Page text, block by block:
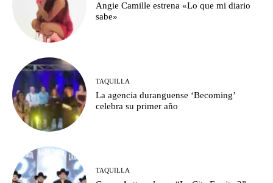
Angie Camille estrena «Lo que mi diario
sabe»
TAQUILLA
La agencia duranguense ‘Becoming’
celebra su primer año
TAQUILLA